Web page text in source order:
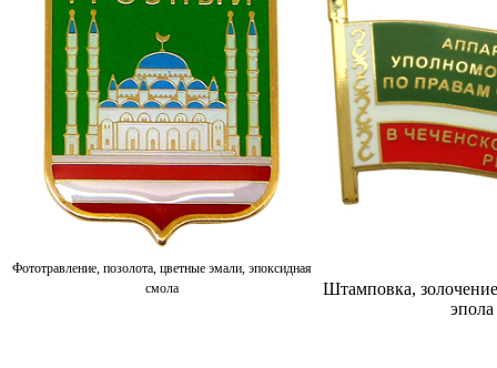
Фототравление, позолота, цветные эмали, эпоксидная
смола
Штамповка,
эпола